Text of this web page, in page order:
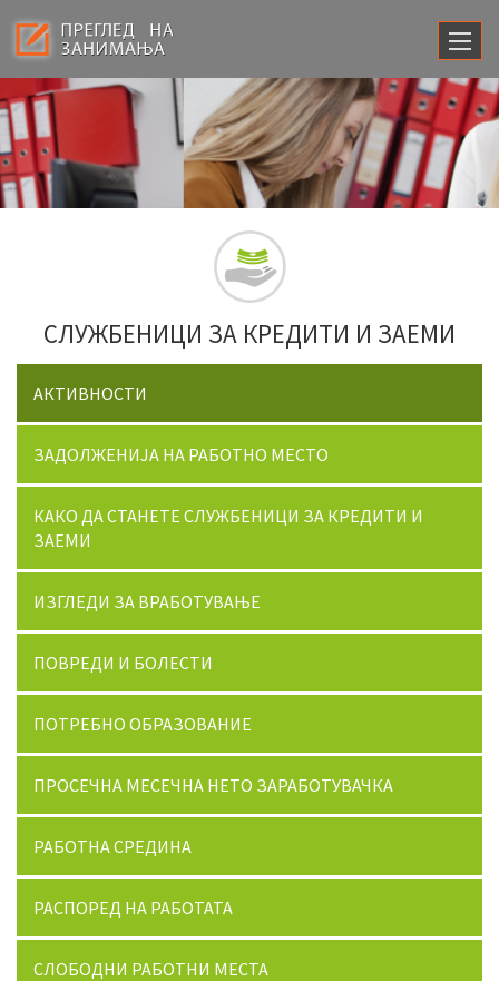
СЛУЖБЕНИЦИ ЗА КРЕДИТИ И ЗАЕМИ
АКТИВНОСТИ
ЗАДОЛЖЕНИЈА НА РАБОТНО МЕСТО
КАКО ДА СТАНЕТЕ СЛУЖБЕНИЦИ ЗА КРЕДИТИ И
ЗАЕМИ
ИЗГЛЕДИ ЗА ВРАБОТУВАЊЕ
ПОВРЕДИ И БОЛЕСТИ
ПОТРЕБНО ОБРАЗОВАНИЕ
ПРОСЕЧНА МЕСЕЧНА НЕТО ЗАРАБОТУВАЧКА
РАБОТНА СРЕДИНА
РАСПОРЕД НА РАБОТАТА
СЛОБОДНИ РАБОТНИ МЕСТА